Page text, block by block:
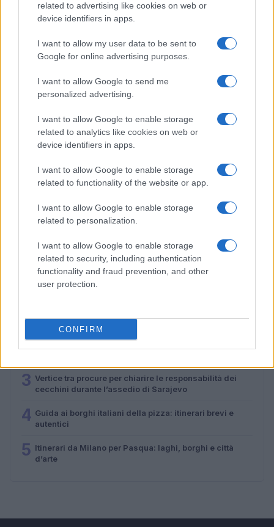
related to advertising like cookies on web or
device identifiers in apps.
I want to allow my user data to be sent to
Google for online advertising purposes.
I want to allow Google to send me
personalized advertising.
I want to allow Google to enable storage
related to analytics like cookies on web or
device identifiers in apps.
I want to allow Google to enable storage
related to functionality of the website or app.
I want to allow Google to enable storage
related to personalization.
I want to allow Google to enable storage
related to security, including authentication
functionality and fraud prevention, and other
user protection.
CONFIRM
Beatrice Beretta · 4 Ago 2026
Guida ai mercatini vintage in Piemonte con
passeggiate e street food
principianti
2 Eventi Imperdibili ad Andalo: La Guida Completa per il
3 Vertice tra procure per chiarire le responsabilità dei
cecchini durante l’assedio di Sarajevo
4 Guida ai borghi italiani della pizza: itinerari brevi e
autentici
5 Itinerari da Milano per Pasqua: laghi, borghi e città
d’arte